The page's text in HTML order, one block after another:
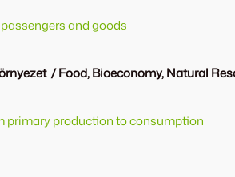
and goods
/ Food, Bioeconomy, Natural
primary production to consumption